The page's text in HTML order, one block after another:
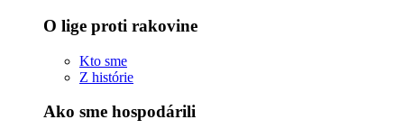
O lige proti rakovine
Kto sme
Z histórie
Ako sme hospodárili